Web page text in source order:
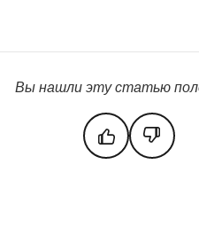
Вы нашли эту статью